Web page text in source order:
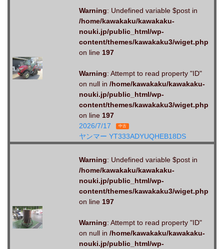
Warning: Undefined variable $post in
/home/kawakaku/kawakaku-
nouki.jp/public_html/wp-
content/themes/kawakaku3/wiget.php
on line 197
Warning: Attempt to read property "ID"
on null in /home/kawakaku/kawakaku-
nouki.jp/public_html/wp-
content/themes/kawakaku3/wiget.php
on line 197
2026/7/17
中古
ヤンマー YT333ADYUQHEB18DS
Warning: Undefined variable $post in
/home/kawakaku/kawakaku-
nouki.jp/public_html/wp-
content/themes/kawakaku3/wiget.php
on line 197
Warning: Attempt to read property "ID"
on null in /home/kawakaku/kawakaku-
nouki.jp/public_html/wp-